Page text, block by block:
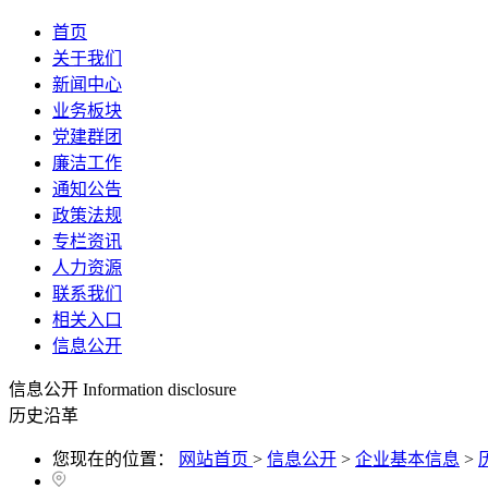
首页
关于我们
新闻中心
业务板块
党建群团
廉洁工作
通知公告
政策法规
专栏资讯
人力资源
联系我们
相关入口
信息公开
信息公开 Information disclosure
历史沿革
您现在的位置： 网站首页 > 信息公开 > 企业基本信息 >